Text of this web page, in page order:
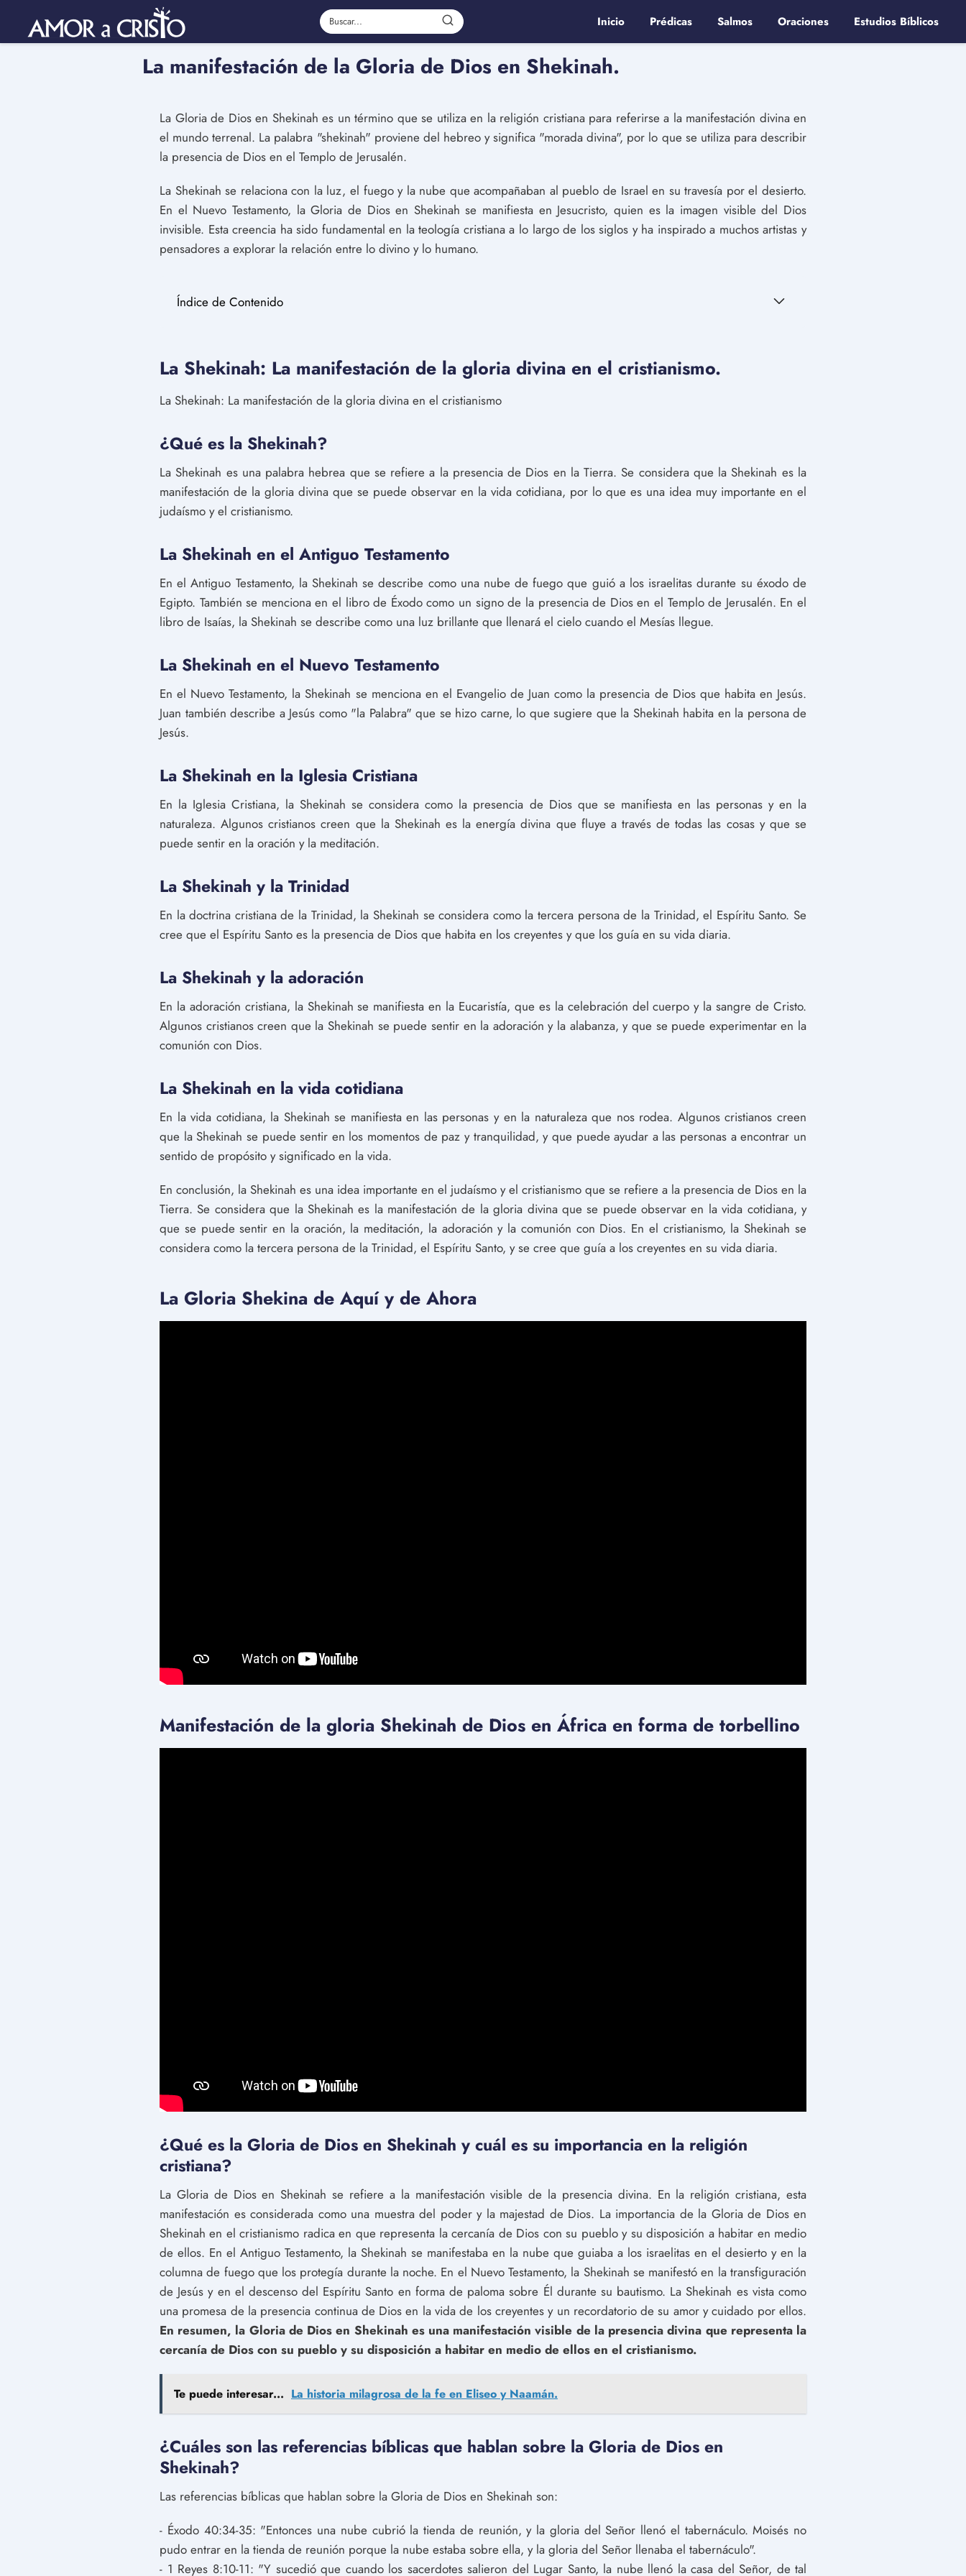
Inicio Prédicas Salmos Oraciones Estudios Bíblicos
La manifestación de la Gloria de Dios en Shekinah.
La Gloria de Dios en Shekinah es un término que se utiliza en la religión cristiana para referirse a la manifestación divina en
el mundo terrenal. La palabra "shekinah" proviene del hebreo y significa "morada divina", por lo que se utiliza para describir
la presencia de Dios en el Templo de Jerusalén.
La Shekinah se relaciona con la luz, el fuego y la nube que acompañaban al pueblo de Israel en su travesía por el desierto.
En el Nuevo Testamento, la Gloria de Dios en Shekinah se manifiesta en Jesucristo, quien es la imagen visible del Dios
invisible. Esta creencia ha sido fundamental en la teología cristiana a lo largo de los siglos y ha inspirado a muchos artistas y
pensadores a explorar la relación entre lo divino y lo humano.
Índice de Contenido
La Shekinah: La manifestación de la gloria divina en el cristianismo.
La Shekinah: La manifestación de la gloria divina en el cristianismo
¿Qué es la Shekinah?
La Shekinah es una palabra hebrea que se refiere a la presencia de Dios en la Tierra. Se considera que la Shekinah es la
manifestación de la gloria divina que se puede observar en la vida cotidiana, por lo que es una idea muy importante en el
judaísmo y el cristianismo.
La Shekinah en el Antiguo Testamento
En el Antiguo Testamento, la Shekinah se describe como una nube de fuego que guió a los israelitas durante su éxodo de
Egipto. También se menciona en el libro de Éxodo como un signo de la presencia de Dios en el Templo de Jerusalén. En el
libro de Isaías, la Shekinah se describe como una luz brillante que llenará el cielo cuando el Mesías llegue.
La Shekinah en el Nuevo Testamento
En el Nuevo Testamento, la Shekinah se menciona en el Evangelio de Juan como la presencia de Dios que habita en Jesús.
Juan también describe a Jesús como "la Palabra" que se hizo carne, lo que sugiere que la Shekinah habita en la persona de
Jesús.
La Shekinah en la Iglesia Cristiana
En la Iglesia Cristiana, la Shekinah se considera como la presencia de Dios que se manifiesta en las personas y en la
naturaleza. Algunos cristianos creen que la Shekinah es la energía divina que fluye a través de todas las cosas y que se
puede sentir en la oración y la meditación.
La Shekinah y la Trinidad
En la doctrina cristiana de la Trinidad, la Shekinah se considera como la tercera persona de la Trinidad, el Espíritu Santo. Se
cree que el Espíritu Santo es la presencia de Dios que habita en los creyentes y que los guía en su vida diaria.
La Shekinah y la adoración
En la adoración cristiana, la Shekinah se manifiesta en la Eucaristía, que es la celebración del cuerpo y la sangre de Cristo.
Algunos cristianos creen que la Shekinah se puede sentir en la adoración y la alabanza, y que se puede experimentar en la
comunión con Dios.
La Shekinah en la vida cotidiana
En la vida cotidiana, la Shekinah se manifiesta en las personas y en la naturaleza que nos rodea. Algunos cristianos creen
que la Shekinah se puede sentir en los momentos de paz y tranquilidad, y que puede ayudar a las personas a encontrar un
sentido de propósito y significado en la vida.
En conclusión, la Shekinah es una idea importante en el judaísmo y el cristianismo que se refiere a la presencia de Dios en la
Tierra. Se considera que la Shekinah es la manifestación de la gloria divina que se puede observar en la vida cotidiana, y
que se puede sentir en la oración, la meditación, la adoración y la comunión con Dios. En el cristianismo, la Shekinah se
considera como la tercera persona de la Trinidad, el Espíritu Santo, y se cree que guía a los creyentes en su vida diaria.
La Gloria Shekina de Aquí y de Ahora
Manifestación de la gloria Shekinah de Dios en África en forma de torbellino
¿Qué es la Gloria de Dios en Shekinah y cuál es su importancia en la religión
cristiana?
La Gloria de Dios en Shekinah se refiere a la manifestación visible de la presencia divina. En la religión cristiana, esta
manifestación es considerada como una muestra del poder y la majestad de Dios. La importancia de la Gloria de Dios en
Shekinah en el cristianismo radica en que representa la cercanía de Dios con su pueblo y su disposición a habitar en medio
de ellos. En el Antiguo Testamento, la Shekinah se manifestaba en la nube que guiaba a los israelitas en el desierto y en la
columna de fuego que los protegía durante la noche. En el Nuevo Testamento, la Shekinah se manifestó en la transfiguración
de Jesús y en el descenso del Espíritu Santo en forma de paloma sobre Él durante su bautismo. La Shekinah es vista como
una promesa de la presencia continua de Dios en la vida de los creyentes y un recordatorio de su amor y cuidado por ellos.
En resumen, la Gloria de Dios en Shekinah es una manifestación visible de la presencia divina que representa la
cercanía de Dios con su pueblo y su disposición a habitar en medio de ellos en el cristianismo.
Te puede interesar... La historia milagrosa de la fe en Eliseo y Naamán.
¿Cuáles son las referencias bíblicas que hablan sobre la Gloria de Dios en
Shekinah?
Las referencias bíblicas que hablan sobre la Gloria de Dios en Shekinah son:
- Éxodo 40:34-35: "Entonces una nube cubrió la tienda de reunión, y la gloria del Señor llenó el tabernáculo. Moisés no
pudo entrar en la tienda de reunión porque la nube estaba sobre ella, y la gloria del Señor llenaba el tabernáculo".
- 1 Reyes 8:10-11: "Y sucedió que cuando los sacerdotes salieron del Lugar Santo, la nube llenó la casa del Señor, de tal